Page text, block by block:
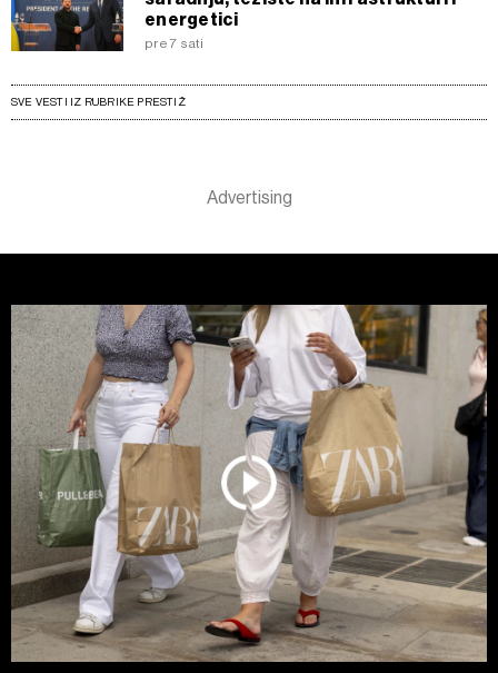
energetici
pre 7 sati
SVE VESTI IZ RUBRIKE PRESTIŽ